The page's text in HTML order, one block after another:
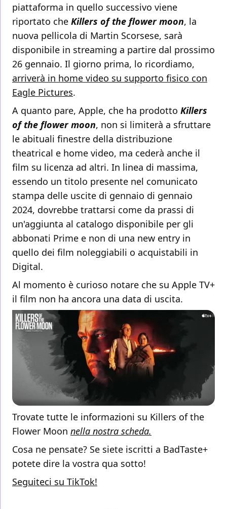
piattaforma in quello successivo viene
riportato che Killers of the flower moon, la
nuova pellicola di Martin Scorsese, sarà
disponibile in streaming a partire dal prossimo
26 gennaio. Il giorno prima, lo ricordiamo,
arriverà in home video su supporto fisico con
Eagle Pictures.
A quanto pare, Apple, che ha prodotto Killers
of the flower moon, non si limiterà a sfruttare
le abituali finestre della distribuzione
theatrical e home video, ma cederà anche il
film su licenza ad altri. In linea di massima,
essendo un titolo presente nel comunicato
stampa delle uscite di gennaio di gennaio
2024, dovrebbe trattarsi come da prassi di
un'aggiunta al catalogo disponibile per gli
abbonati Prime e non di una new entry in
quello dei film noleggiabili o acquistabili in
Digital.
Al momento è curioso notare che su Apple TV+
il film non ha ancora una data di uscita.
Trovate tutte le informazioni su Killers of the
Flower Moon nella nostra scheda.
Cosa ne pensate? Se siete iscritti a BadTaste+
potete dire la vostra qua sotto!
Seguiteci su TikTok!